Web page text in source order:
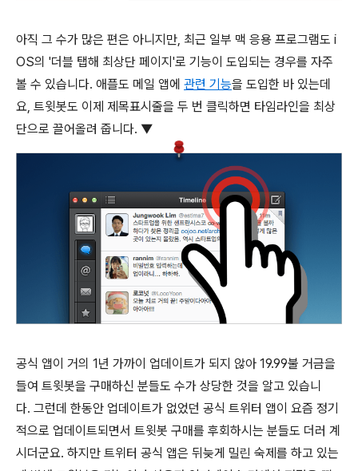
아직 그 수가 많은 편은 아니지만, 최근 일부 맥 응용 프로그램도 i
OS의 '더블 탭해 최상단 페이지'로 기능이 도입되는 경우를 자주
볼 수 있습니다. 애플도 메일 앱에 관련 기능을 도입한 바 있는데
요, 트윗봇도 이제 제목표시줄을 두 번 클릭하면 타임라인을 최상
단으로 끌어올려 줍니다. ▼
공식 앱이 거의 1년 가까이 업데이트가 되지 않아 19.99불 거금을
들여 트윗봇을 구매하신 분들도 수가 상당한 것을 알고 있습니
다. 그런데 한동안 업데이트가 없었던 공식 트위터 앱이 요즘 정기
적으로 업데이트되면서 트윗봇 구매를 후회하시는 분들도 더러 계
시더군요. 하지만 트위터 공식 앱은 뒤늦게 밀린 숙제를 하고 있는